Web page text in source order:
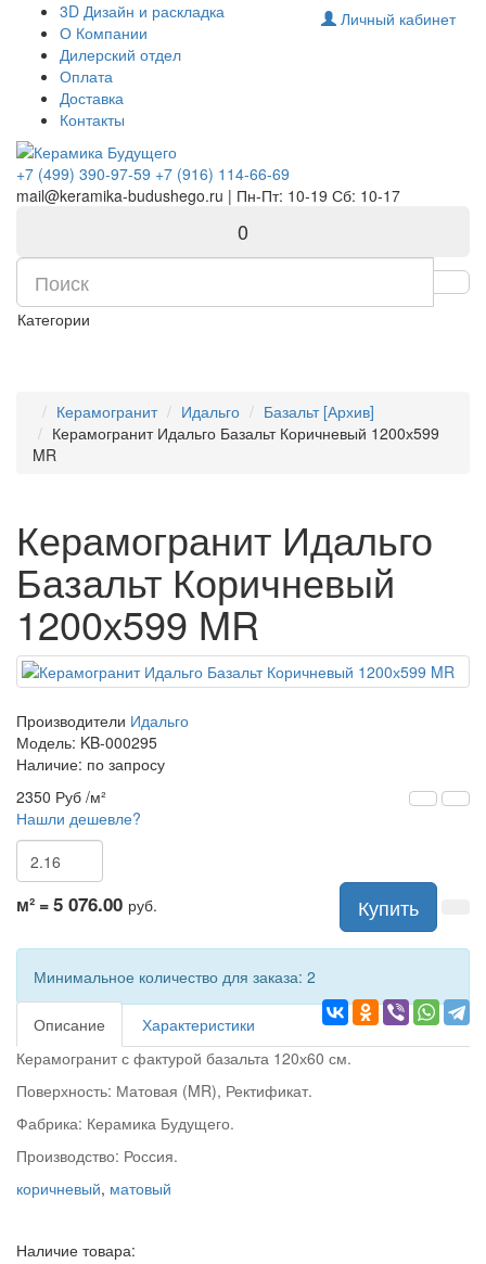
Комплектующие для компьютера
3D Дизайн и раскладка
О Компании
Дилерский отдел
Оплата
Доставка
Контакты
Личный кабинет
+7 (499) 390-97-59 +7 (916) 114-66-69
mail@keramika-budushego.ru | Пн-Пт: 10-19 Сб: 10-17
0
Категории
Керамогранит Идальго
Базальт [Архив]
Керамогранит Идальго Базальт Коричневый 1200х599
MR
Керамогранит Идальго
Базальт Коричневый
1200х599 MR
Производители Идальго
Модель: KB-000295
Наличие: по запросу
2350 Руб /м²
Нашли дешевле?
м² =5 076.00 руб. Купить
Минимальное количество для заказа: 2
Описание
Характеристики
Керамогранит с фактурой базальта 120х60 см.
Поверхность: Матовая (MR), Ректификат.
Фабрика: Керамика Будущего.
Производство: Россия.
коричневый, матовый
Наличие товара: